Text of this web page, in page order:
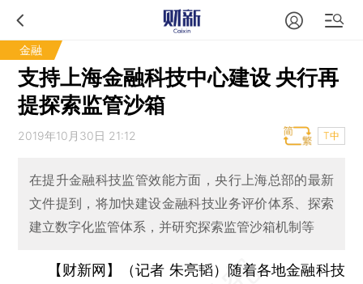
金融
支持上海金融科技中心建设 央行再
提探索监管沙箱
2019年10月30日 21:12 T中
在提升金融科技监管效能方面，央行上海总部的最新
文件提到，将加快建设金融科技业务评价体系、探索
建立数字化监管体系，并研究探索监管沙箱机制等
【财新网】（记者 朱亮韬） 随着各地金融科技